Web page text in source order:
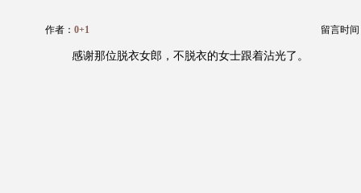
作者： 0+1 留言时间
感谢那位脱衣女郎，不脱衣的女士跟着沾光了。